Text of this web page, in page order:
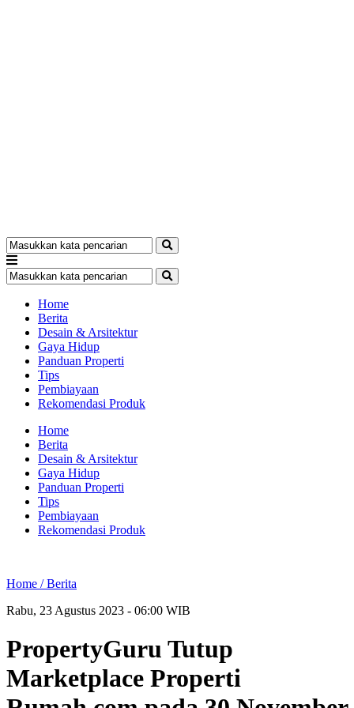
Home
Berita
Desain & Arsitektur
Gaya Hidup
Panduan Properti
Tips
Pembiayaan
Rekomendasi Produk
Home
Berita
Desain & Arsitektur
Gaya Hidup
Panduan Properti
Tips
Pembiayaan
Rekomendasi Produk
Home /Berita
Rabu, 23 Agustus 2023 - 06:00 WIB
PropertyGuru Tutup
Marketplace Properti